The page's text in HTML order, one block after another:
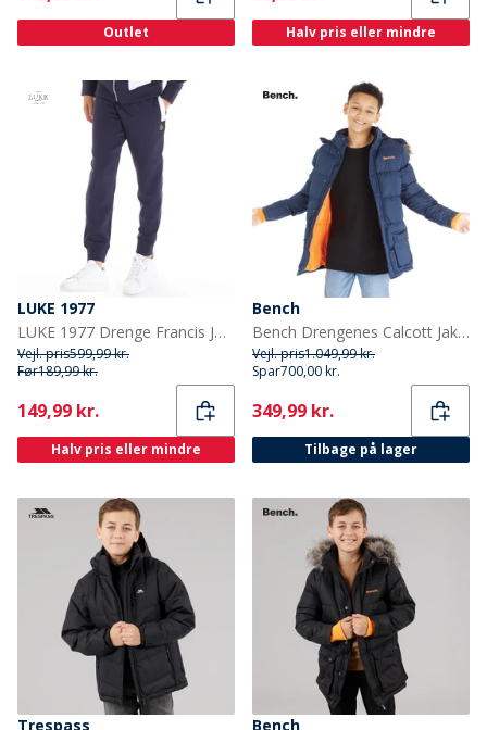
Outlet Halv pris eller mindre
LUKE 1977
LUKE 1977 Drenge Francis Joggingbukser Blå
Vejl. pris599,99 kr.
Før189,99 kr.
Current
149,99 kr.
Halv pris eller mindre
Bench
Bench Drengenes Calcott Jakke Blå
Vejl. pris1.049,99 kr.
Spar700,00 kr.
Current
349,99 kr.
Tilbage på lager
Trespass
Bench